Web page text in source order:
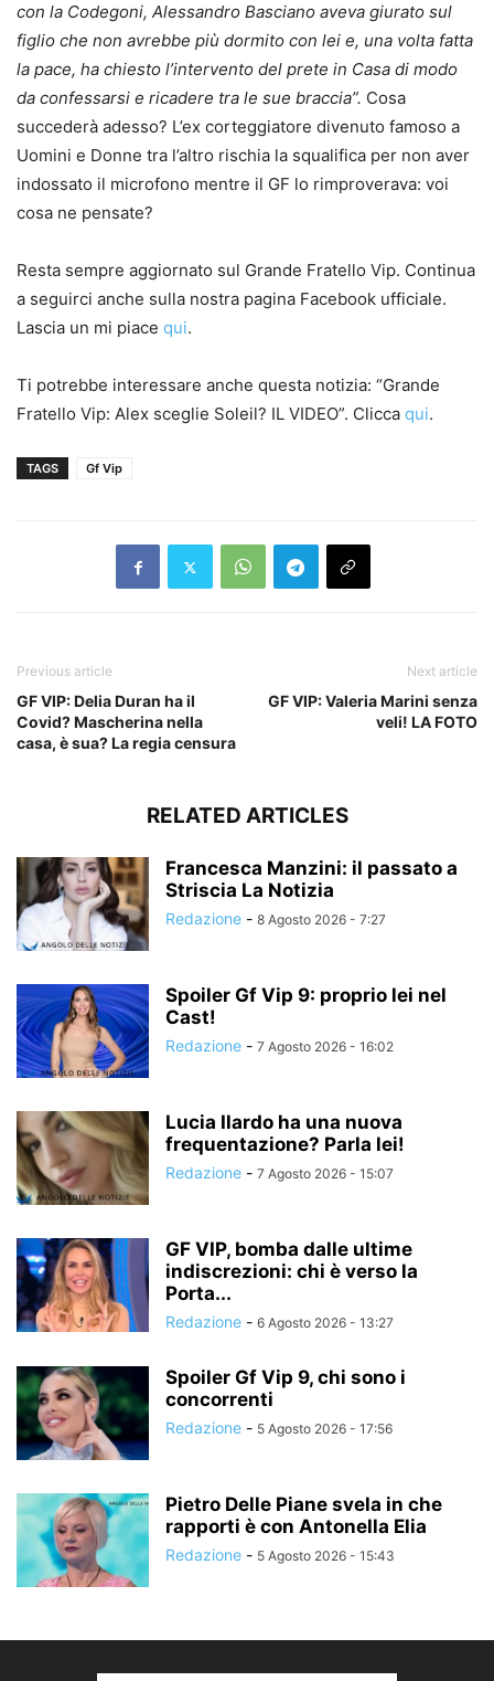
con la Codegoni, Alessandro Basciano aveva giurato sul
figlio che non avrebbe più dormito con lei e, una volta fatta
la pace, ha chiesto l’intervento del prete in Casa di modo
da confessarsi e ricadere tra le sue braccia”. Cosa
succederà adesso? L’ex corteggiatore divenuto famoso a
Uomini e Donne tra l’altro rischia la squalifica per non aver
indossato il microfono mentre il GF lo rimproverava: voi
cosa ne pensate?
Resta sempre aggiornato sul Grande Fratello Vip. Continua
a seguirci anche sulla nostra pagina Facebook ufficiale.
Lascia un mi piace qui.
Ti potrebbe interessare anche questa notizia: “Grande
Fratello Vip: Alex sceglie Soleil? IL VIDEO”. Clicca qui.
TAGS Gf Vip
Previous article
GF VIP: Delia Duran ha il
Covid? Mascherina nella
casa, è sua? La regia censura
Next article
GF VIP: Valeria Marini senza
veli! LA FOTO
RELATED ARTICLES
Francesca Manzini: il passato a
Striscia La Notizia
Redazione - 8 Agosto 2026 - 7:27
Spoiler Gf Vip 9: proprio lei nel
Cast!
Redazione - 7 Agosto 2026 - 16:02
Lucia Ilardo ha una nuova
frequentazione? Parla lei!
Redazione - 7 Agosto 2026 - 15:07
GF VIP, bomba dalle ultime
indiscrezioni: chi è verso la
Porta...
Redazione - 6 Agosto 2026 - 13:27
Spoiler Gf Vip 9, chi sono i
concorrenti
Redazione - 5 Agosto 2026 - 17:56
Pietro Delle Piane svela in che
rapporti è con Antonella Elia
Redazione - 5 Agosto 2026 - 15:43